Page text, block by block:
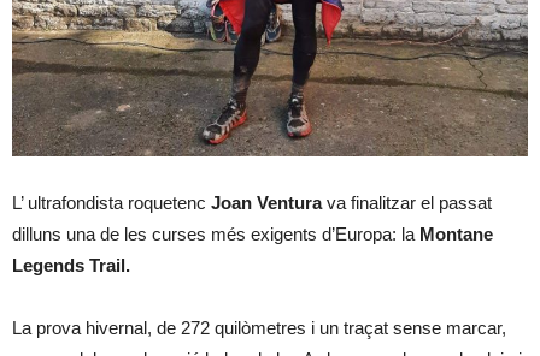
L’ ultrafondista roquetenc Joan Venturava finalitzar el passat
dilluns una de les curses més exigents d’Europa: la Montane
Legends Trail.
La prova hivernal, de 272 quilòmetres i un traçat sense marcar,